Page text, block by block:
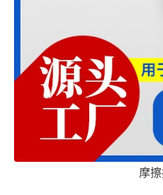
摩